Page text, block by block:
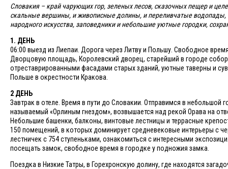
Словакия – край чарующих гор, зеленых лесов, сказочных пещер и
скальные вершины, и живописные долины, и переливчатые
народного искусства, заповедники и небольшие уютные городки,
1. ДЕНЬ
06:00 выезд из Лиепаи. Дорога через Литву и Польшу. Свободное
Дворцовую площадь, Королевский дворец, старейший в городе
отреставрированными фасадами старых зданий, уютные таверны и
Польше в окрестности Кракова.
2 ДЕНЬ
Завтрак в отеле. Время в пути до Словакии. Отправимся в небольшой
называемый «Орлиным гнездом», возвышается над рекой Орава на
Небольшие башенки, балконы, винтовые лестницы и террасные
150 помещений, в которых доминирует средневековые интерьеры с
лестничек с 754 ступеньками, ознакомиться с интересными
посещать замок, свободное время в городке у подножия замка.
Поездка в Низкие Татры, в Горехронскую долину, где находятся